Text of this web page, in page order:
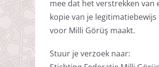
mee dat het verstrekken van
kopie van je
voor Milli Görüş maakt.
Stuur je verzoek naar: